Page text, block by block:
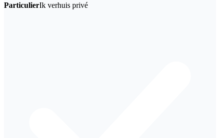
ParticulierIk verhuis privé